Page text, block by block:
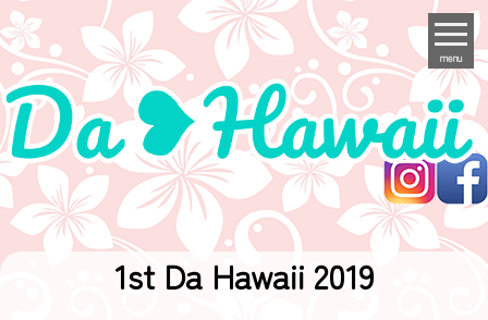
menu
1st Da Hawaii 2019